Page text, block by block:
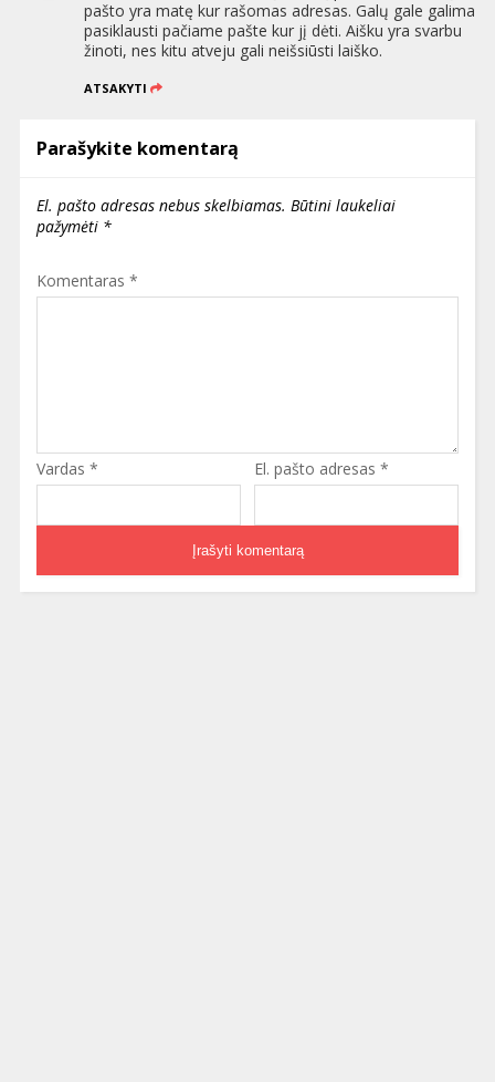
pašto yra matę kur rašomas adresas. Galų gale galima
pasiklausti pačiame pašte kur jį dėti. Aišku yra svarbu
žinoti, nes kitu atveju gali neišsiūsti laiško.
ATSAKYTI
Parašykite komentarą
El. pašto adresas nebus skelbiamas. Būtini laukeliai
pažymėti *
Komentaras *
Vardas * El. pašto adresas *